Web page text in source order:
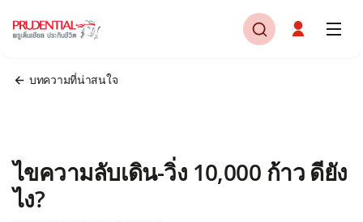
บทความที่น่าสนใจ
ไขความลับเดิน-วิ่ง 10,000 ก้าว ดียัง
ไง?